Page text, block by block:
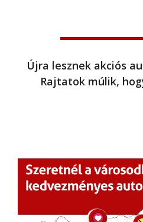
Újra lesznek akciós
Rajtatok múlik,